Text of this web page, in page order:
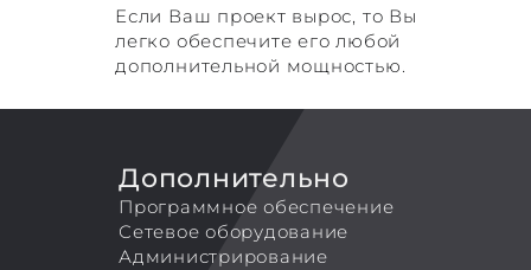
Если Ваш проект вырос, то Вы
легко обеспечите его любой
дополнительной мощностью.
Дополнительно
Программное обеспечение
Сетевое оборудование
Администрирование